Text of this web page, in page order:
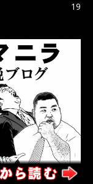
19